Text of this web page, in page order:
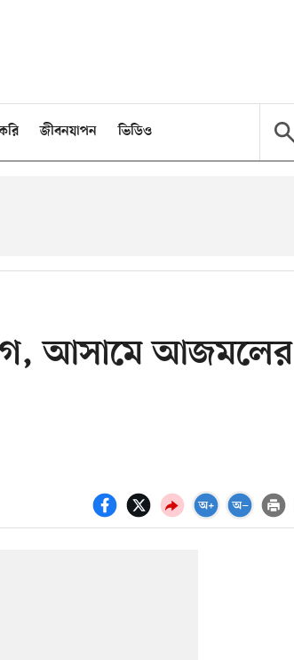
জীবনযাপন ভিডিও
আসামে আজমলের